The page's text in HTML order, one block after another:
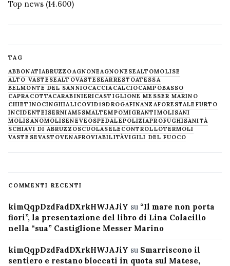
Top news (14.600)
TAG
ABBONATIABRUZZOAGNONEAGNONESEALTOMOLISE
ALTO VASTESEALTOVASTESEARRESTOATESSA
BELMONTE DEL SANNIOCACCIACALCIOCAMPOBASSO
CAPRACOTTACARABINIERICASTIGLIONE MESSER MARINO
CHIETINOCINGHIALICOVID19DROGAFINANZAFORESTALE FURTO
INCIDENTEISERNIAM5SMALTEMPOMIGRANTIMOLISANI
MOLISANOMOLISENEVE OSPEDALEPOLIZIAPROFUGHISANITÀ
SCHIAVI DI ABRUZZOSCUOLASELECONTROLLOTERMOLI
VASTESEVASTOVENAFROVIABILITÀVIGILI DEL FUOCO
COMMENTI RECENTI
kimQqpDzdFadDXrkHWJAJiY su “Il mare non porta
fiori”, la presentazione del libro di Lina Colacillo
nella “sua” Castiglione Messer Marino
kimQqpDzdFadDXrkHWJAJiY su Smarriscono il
sentiero e restano bloccati in quota sul Matese,